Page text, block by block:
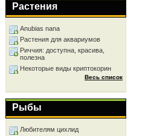
Растения
Anubias nana
Растения для аквариумов
Риччия: доступна, красива,
полезна
Некоторые виды криптокорин
Весь список
Рыбы
Любителям цихлид